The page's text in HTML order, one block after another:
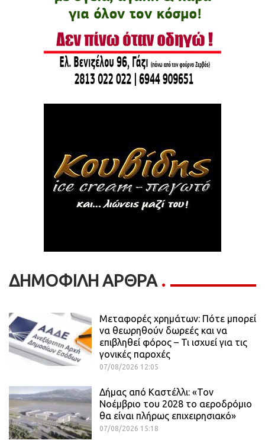
ΔΗΜΟΦΙΛΗ ΑΡΘΡΑ
Μεταφορές χρημάτων: Πότε μπορεί
να θεωρηθούν δωρεές και να
επιβληθεί φόρος – Τι ισχυεί για τις
γονικές παροχές
07/08/2026 12:05
Δήμας από Καστέλλι: «Τον
Νοέμβριο του 2028 το αεροδρόμιο
θα είναι πλήρως επιχειρησιακό»
07/08/2026 15:18